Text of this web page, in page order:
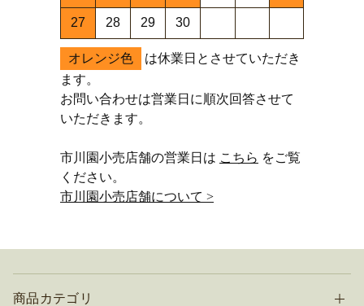
27 28 29 30
オレンジ色
は休業日とさせていただき
ます。
お問い合わせは営業日に順次回答させて
いただきます。
市川園小売店舗の営業日は こちら をご覧
ください。
市川園小売店舗について >
商品カテゴリ